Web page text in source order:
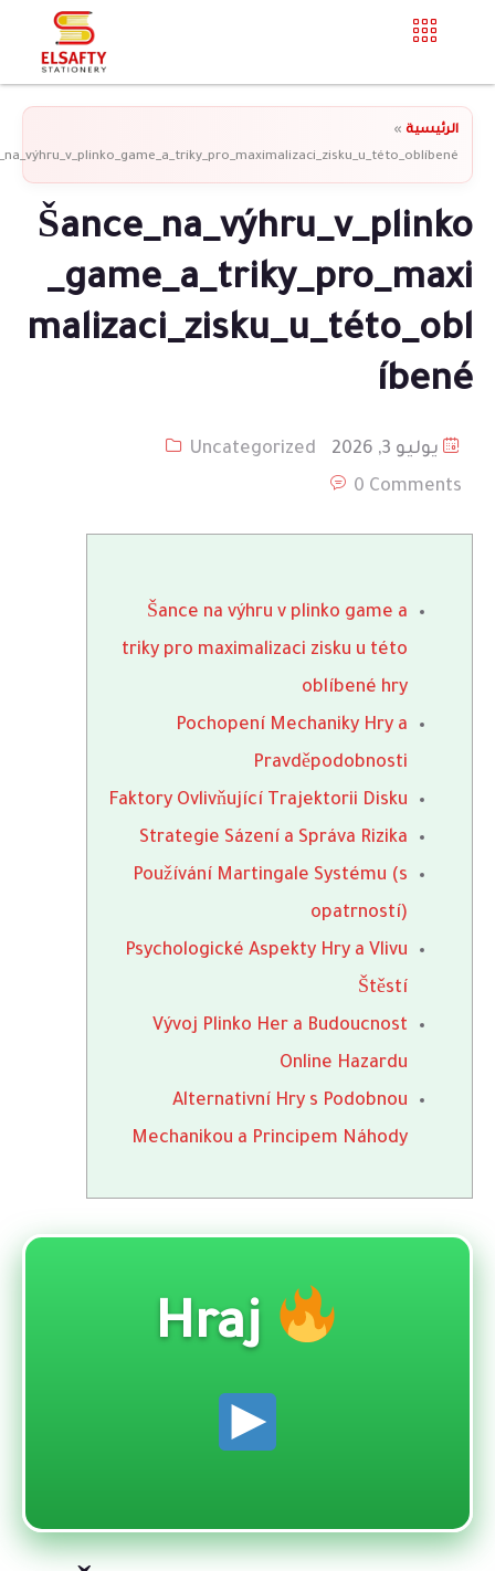
الرئيسية »
Šance_na_výhru_v_plinko
_game_a_triky_pro_maxi
malizaci_zisku_u_této_obl
íbené
يوليو 3, 2026
Uncategorized
0 Comments
Šance na výhru v plinko game a
triky pro maximalizaci zisku u této
oblíbené hry
Pochopení Mechaniky Hry a
Pravděpodobnosti
Faktory Ovlivňující Trajektorii Disku
Strategie Sázení a Správa Rizika
Používání Martingale Systému (s
opatrností)
Psychologické Aspekty Hry a Vlivu
Štěstí
Vývoj Plinko Her a Budoucnost
Online Hazardu
Alternativní Hry s Podobnou
Mechanikou a Principem Náhody